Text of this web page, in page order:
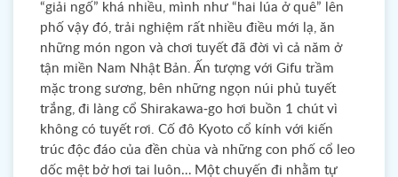
“giải ngố” khá nhiều, mình như “hai lúa ở quê” lên
phố vậy đó, trải nghiệm rất nhiều điều mới lạ, ăn
những món ngon và chơi tuyết đã đời vì cả năm ở
tận miền Nam Nhật Bản. Ấn tượng với Gifu trầm
mặc trong sương, bên những ngọn núi phủ tuyết
trắng, đi làng cổ Shirakawa-go hơi buồn 1 chút vì
không có tuyết rơi. Cố đô Kyoto cổ kính với kiến
trúc độc đáo của đền chùa và những con phố cổ leo
dốc mệt bở hơi tai luôn… Một chuyến đi nhằm tự